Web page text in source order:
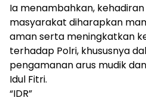
Ia menambahkan,
masyarakat diharapkan
aman serta meningkatkan
terhadap Polri, khususnya
pengamanan arus mudik
Idul Fitri.
“IDR”